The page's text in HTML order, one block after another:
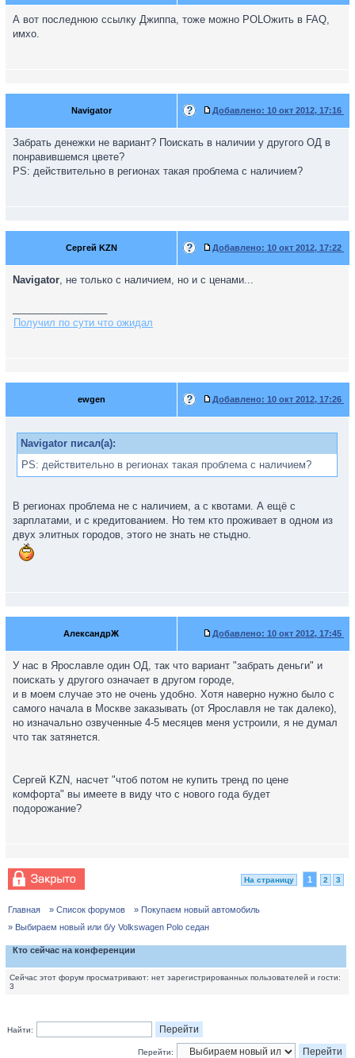
А вот последнюю ссылку Джиппа, тоже можно POLOжить в FAQ,
имхо.
Navigator Добавлено: 10 окт 2012, 17:16
Забрать денежки не вариант? Поискать в наличии у другого ОД в
понравившемся цвете?
PS: действительно в регионах такая проблема с наличием?
Сергей KZN Добавлено: 10 окт 2012, 17:22
Navigator, не только с наличием, но и с ценами...
Получил по сути что ожидал
ewgen Добавлено: 10 окт 2012, 17:26
Navigator писал(а):
PS: действительно в регионах такая проблема с наличием?
В регионах проблема не с наличием, а с квотами. А ещё с
зарплатами, и с кредитованием. Но тем кто проживает в одном из
двух элитных городов, этого не знать не стыдно.
АлександрЖ Добавлено: 10 окт 2012, 17:45
У нас в Ярославле один ОД, так что вариант "забрать деньги" и
поискать у другого означает в другом городе,
и в моем случае это не очень удобно. Хотя наверно нужно было с
самого начала в Москве заказывать (от Ярославля не так далеко),
но изначально озвученные 4-5 месяцев меня устроили, я не думал
что так затянется.
Сергей KZN, насчет "чтоб потом не купить тренд по цене
комфорта" вы имеете в виду что с нового года будет
подорожание?
На страницу 1 2 3
Главная » Список форумов
» Покупаем новый автомобиль
» Выбираем новый или б/у Volkswagen Polo седан
Кто сейчас на конференции
Сейчас этот форум просматривают: нет зарегистрированных пользователей и гости:
3
Найти:
Перейти: